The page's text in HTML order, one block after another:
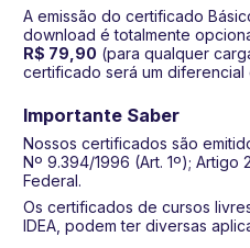
A emissão do certificado
download é totalmente
R$ 79,90 (para qualquer
certificado será um diferencial
Importante Saber
Nossos certificados são
Nº 9.394/1996 (Art. 1º); Artigo
Federal.
Os certificados de cursos
IDEA, podem ter diversas